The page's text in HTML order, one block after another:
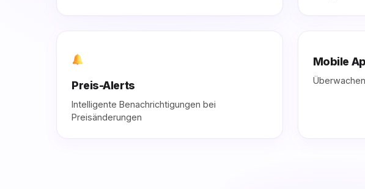
Preis-Alerts
Intelligente Benachrichtigungen bei
Preisänderungen
Mobile